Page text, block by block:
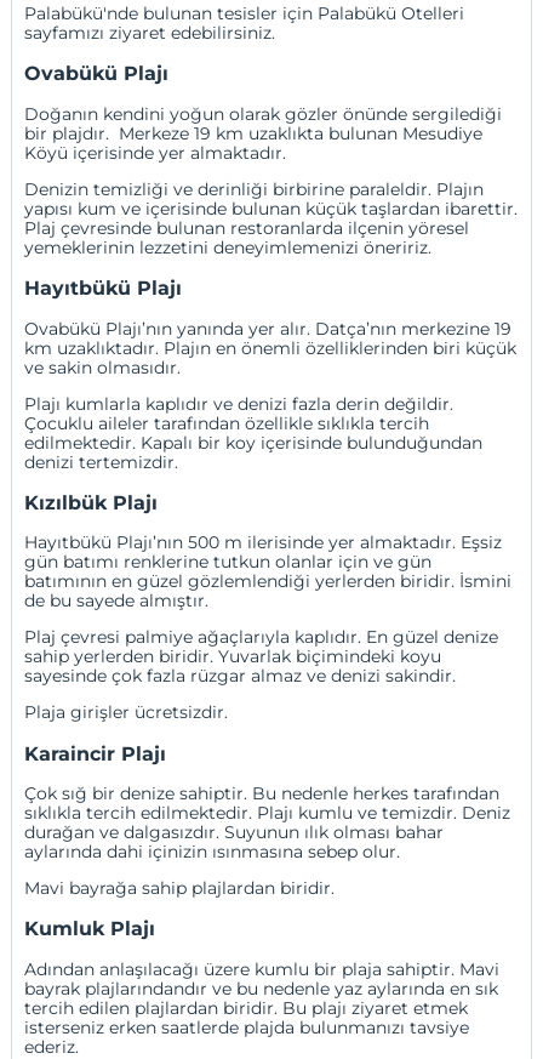
Palabükü'nde bulunan tesisler için Palabükü Otelleri
sayfamızı ziyaret edebilirsiniz.
Ovabükü Plajı
Doğanın kendini yoğun olarak gözler önünde sergilediği
bir plajdır. Merkeze 19 km uzaklıkta bulunan Mesudiye
Köyü içerisinde yer almaktadır.
Denizin temizliği ve derinliği birbirine paraleldir. Plajın
yapısı kum ve içerisinde bulunan küçük taşlardan ibarettir.
Plaj çevresinde bulunan restoranlarda ilçenin yöresel
yemeklerinin lezzetini deneyimlemenizi öneririz.
Hayıtbükü Plajı
Ovabükü Plajı’nın yanında yer alır. Datça’nın merkezine 19
km uzaklıktadır. Plajın en önemli özelliklerinden biri küçük
ve sakin olmasıdır.
Plajı kumlarla kaplıdır ve denizi fazla derin değildir.
Çocuklu aileler tarafından özellikle sıklıkla tercih
edilmektedir. Kapalı bir koy içerisinde bulunduğundan
denizi tertemizdir.
Kızılbük Plajı
Hayıtbükü Plajı’nın 500 m ilerisinde yer almaktadır. Eşsiz
gün batımı renklerine tutkun olanlar için ve gün
batımının en güzel gözlemlendiği yerlerden biridir. İsmini
de bu sayede almıştır.
Plaj çevresi palmiye ağaçlarıyla kaplıdır. En güzel denize
sahip yerlerden biridir. Yuvarlak biçimindeki koyu
sayesinde çok fazla rüzgar almaz ve denizi sakindir.
Plaja girişler ücretsizdir.
Karaincir Plajı
Çok sığ bir denize sahiptir. Bu nedenle herkes tarafından
sıklıkla tercih edilmektedir. Plajı kumlu ve temizdir. Deniz
durağan ve dalgasızdır. Suyunun ılık olması bahar
aylarında dahi içinizin ısınmasına sebep olur.
Mavi bayrağa sahip plajlardan biridir.
Kumluk Plajı
Adından anlaşılacağı üzere kumlu bir plaja sahiptir. Mavi
bayrak plajlarındandır ve bu nedenle yaz aylarında en sık
tercih edilen plajlardan biridir. Bu plajı ziyaret etmek
isterseniz erken saatlerde plajda bulunmanızı tavsiye
ederiz.